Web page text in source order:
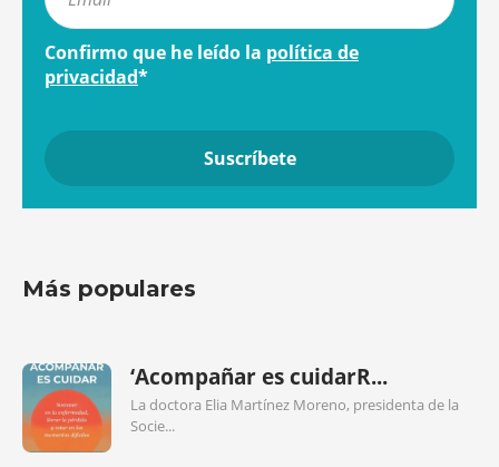
Confirmo que he leído la política de
privacidad*
Más populares
‘Acompañar es cuidarR...
La doctora Elia Martínez Moreno, presidenta de la
Socie...